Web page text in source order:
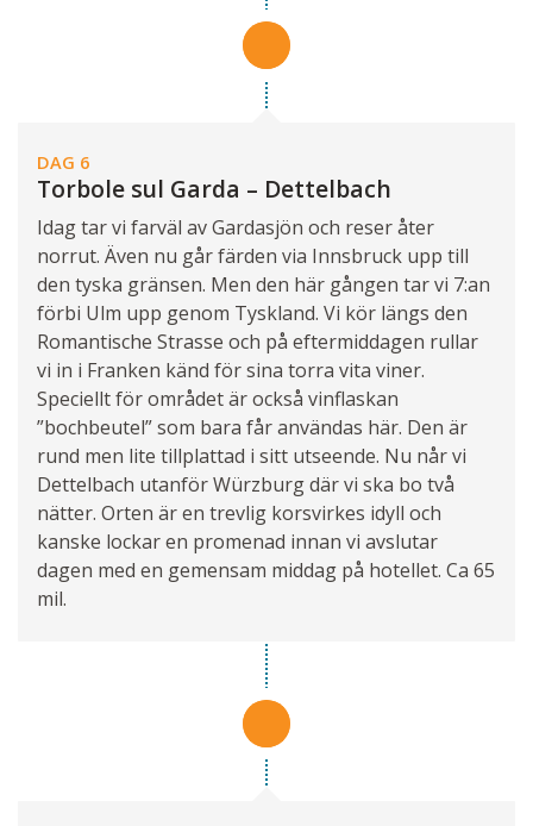
DAG 6
Torbole sul Garda – Dettelbach
Idag tar vi farväl av Gardasjön och reser åter
norrut. Även nu går färden via Innsbruck upp till
den tyska gränsen. Men den här gången tar vi 7:an
förbi Ulm upp genom Tyskland. Vi kör längs den
Romantische Strasse och på eftermiddagen rullar
vi in i Franken känd för sina torra vita viner.
Speciellt för området är också vinflaskan
”bochbeutel” som bara får användas här. Den är
rund men lite tillplattad i sitt utseende. Nu når vi
Dettelbach utanför Würzburg där vi ska bo två
nätter. Orten är en trevlig korsvirkes idyll och
kanske lockar en promenad innan vi avslutar
dagen med en gemensam middag på hotellet. Ca 65
mil.